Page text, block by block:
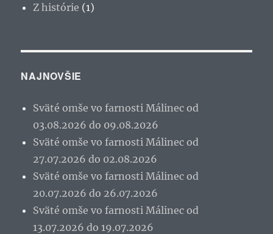
Z histórie (1)
NAJNOVŠIE
Sväté omše vo farnosti Málinec od
03.08.2026 do 09.08.2026
Sväté omše vo farnosti Málinec od
27.07.2026 do 02.08.2026
Sväté omše vo farnosti Málinec od
20.07.2026 do 26.07.2026
Sväté omše vo farnosti Málinec od
13.07.2026 do 19.07.2026